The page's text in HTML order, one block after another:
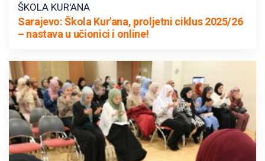
ŠKOLA KUR'ANA
Sarajevo: Škola Kur'ana, proljetni ciklus 2025/26
– nastava u učionici i online!